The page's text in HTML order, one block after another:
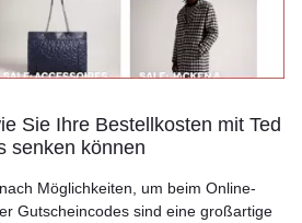
Sie Ihre Bestellkosten mit Ted
senken können
Möglichkeiten, um beim Online-
Gutscheincodes sind eine großartige